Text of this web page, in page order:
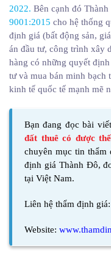
2022. Bên cạnh đó
9001:2015 cho hệ thống
định giá (bất động sản,
án đầu tư, công trình xây
hàng có những quyết
tư và mua bán minh
kinh tế quốc tế mạnh mẽ
Bạn đang đọc bài
đất thuê có được
chuyên mục tin thẩm
định giá Thành Đô,
tại Việt Nam.
Liên hệ thẩm định giá:
Website: